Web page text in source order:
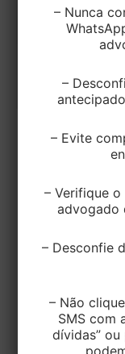
TRIBUTÁRIO
Superior
por edital
multa
EditorEK/19 de
do processo
de multa
– Nunca
–
– Evite
– Verifique
advogado
– Desconfie
– Não
SMS com
dívidas” ou